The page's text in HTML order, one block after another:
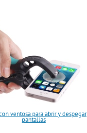
ventosa para abrir y despegar
pantallas